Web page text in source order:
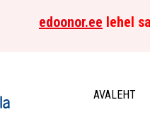
edoonor.ee lehel
AVALEHT